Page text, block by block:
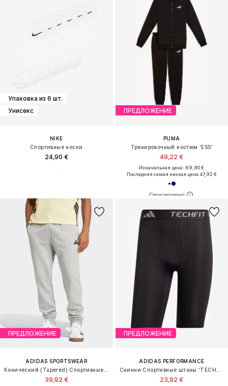
Упаковка из 6 шт.
Унисекс
NIKE
Спортивные носки
24,90 €
ПРЕДЛОЖЕНИЕ
PUMA
Тренировочный костюм 'ESS'
49,22 €
Изначальная цена: 69,90 €
Последняя самая низкая цена:47,92 €
ПРЕДЛОЖЕНИЕ
ADIDAS SPORTSWEAR
39,92 €
ПРЕДЛОЖЕНИЕ
ADIDAS PERFORMANCE
23,92 €